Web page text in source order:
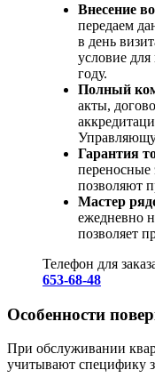
Внесение
передаем
в день
условие
году.
Полный
акты,
Гарантия
переносные
позволяют
Мастер
ежедневно
позволяет
Телефон для
653-68-48
Особенности
При обслуживании
учитывают специфику